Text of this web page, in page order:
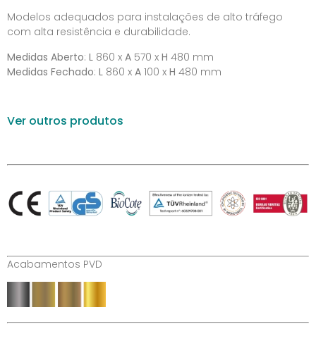
Modelos adequados para instalações de alto tráfego
com alta resistência e durabilidade.
Medidas Aberto: L 860 x A 570 x H 480 mm
Medidas Fechado: L 860 x A 100 x H 480 mm
Ver outros produtos
Acabamentos PVD